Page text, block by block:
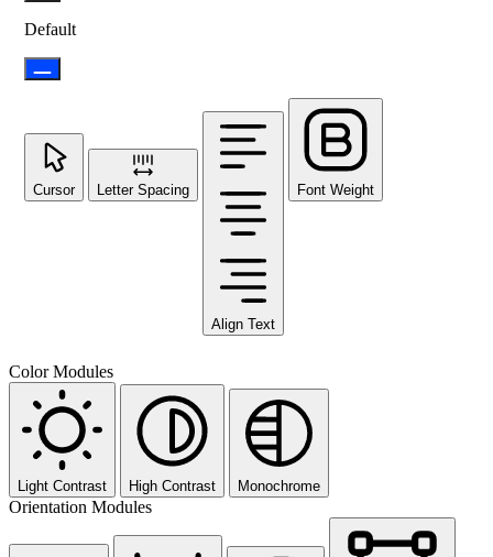
Default
Cursor Letter Spacing
Align Text
Font Weight
Color Modules
Light Contrast High Contrast Monochrome
Orientation Modules